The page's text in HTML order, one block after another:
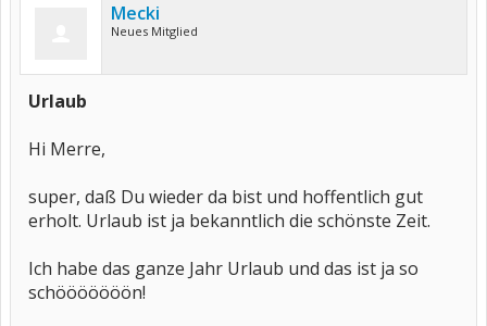
Mecki
Neues Mitglied
Urlaub
Hi Merre,
super, daß Du wieder da bist und hoffentlich gut
erholt. Urlaub ist ja bekanntlich die schönste Zeit.
Ich habe das ganze Jahr Urlaub und das ist ja so
schööööööön!